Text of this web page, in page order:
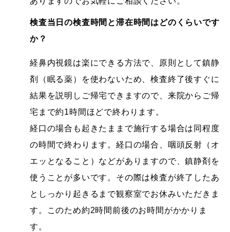
検査当日の検査時間と滞在時間はどのくらいです
か？
経鼻内視鏡は楽にできる方法で、原則として鎮静
剤（眠る薬）を使わないため、検査終了後すぐに
結果を説明しご帰宅できますので、来院からご帰
宅まで約1時間ほどで終わります。
経口の場合も起きたままで施行する場合は同程度
の時間で終わります。経口の場合、咽頭反射（オ
エッとなること）などがありますので、鎮静剤を
使うことが多いです。その際は検査が終了したあ
としっかり起きるまで観察室でお休みいただきま
す。このため約2時間前後のお時間がかかりま
す。